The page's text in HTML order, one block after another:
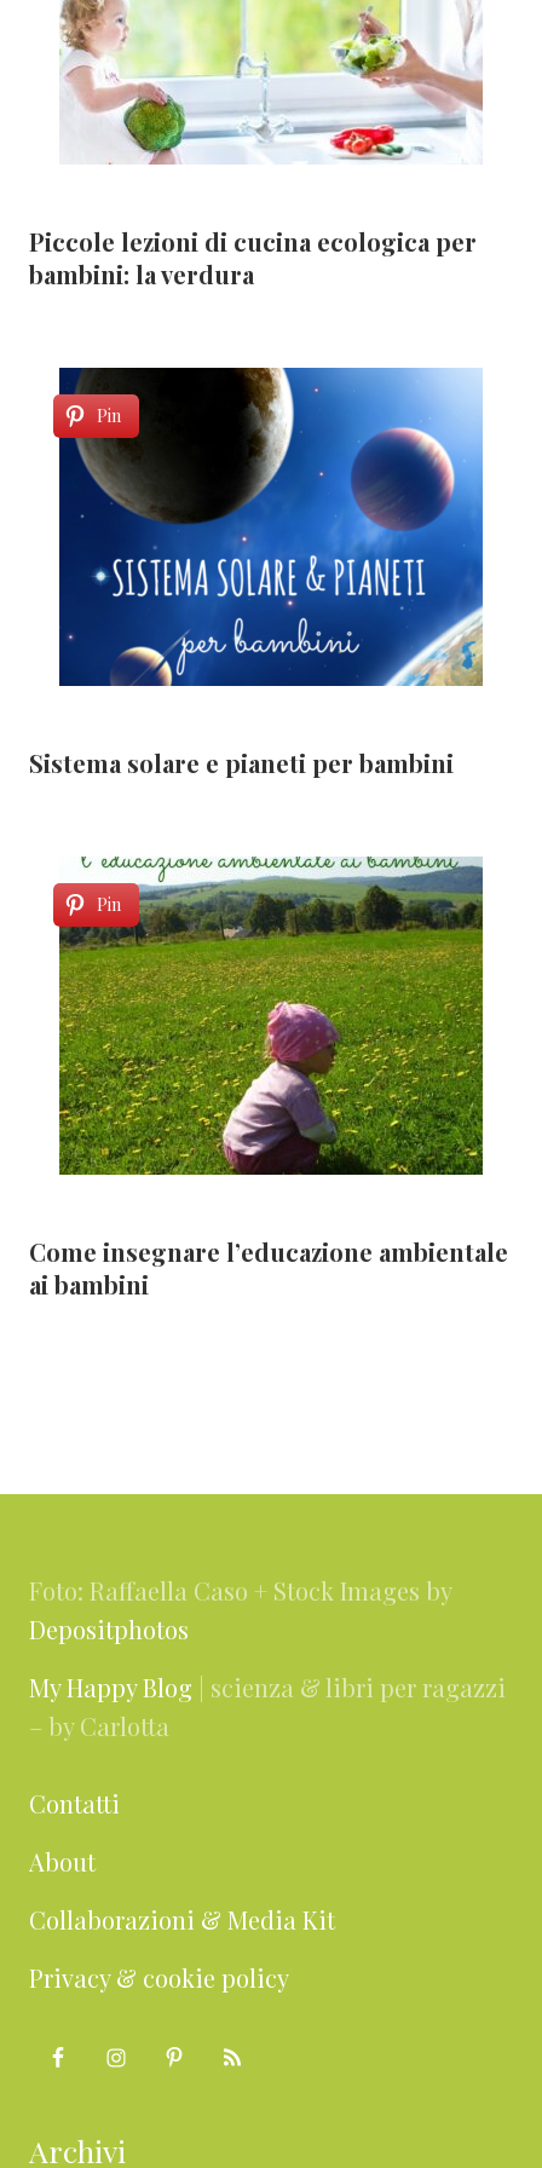
Piccole lezioni di cucina ecologica per
bambini: la verdura
Pin
Sistema solare e pianeti per bambini
Pin
Come insegnare l’educazione ambientale
ai bambini
Foto: Raffaella Caso + Stock Images by
Depositphotos
My Happy Blog | scienza & libri per ragazzi
– by Carlotta
Contatti
About
Collaborazioni & Media Kit
Privacy & cookie policy
Archivi